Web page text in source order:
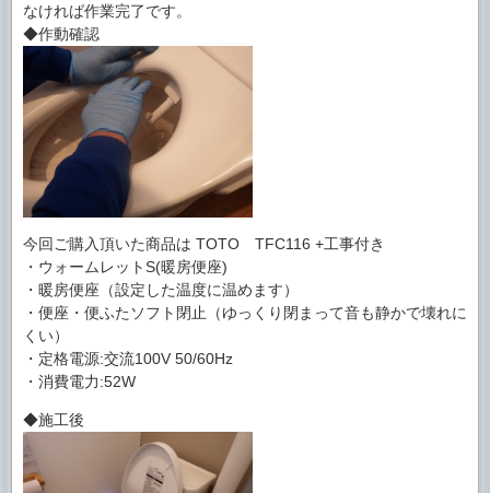
なければ作業完了です。
◆作動確認
今回ご購入頂いた商品は TOTO TFC116 +工事付き
・ウォームレットS(暖房便座)
・暖房便座（設定した温度に温めます）
・便座・便ふたソフト閉止（ゆっくり閉まって音も静かで壊れに
くい）
・定格電源:交流100V 50/60Hz
・消費電力:52W
◆施工後